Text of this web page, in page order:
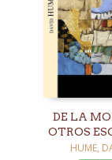
DE LA
OTROS
HUME,